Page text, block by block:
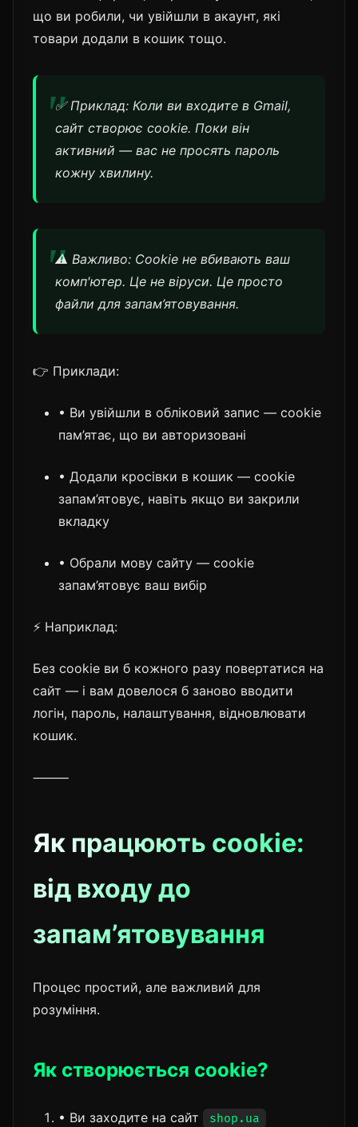
що ви робили, чи увійшли в акаунт, які
товари додали в кошик тощо.
✅ Приклад: Коли ви входите в Gmail,
сайт створює cookie. Поки він
активний — вас не просять пароль
кожну хвилину.
⚠️ Важливо: Cookie не вбивають ваш
комп'ютер. Це не віруси. Це просто
файли для запам’ятовування.
👉 Приклади:
• Ви увійшли в обліковий запис — cookie
пам’ятає, що ви авторизовані
• Додали кросівки в кошик — cookie
запам’ятовує, навіть якщо ви закрили
вкладку
• Обрали мову сайту — cookie
запам’ятовує ваш вибір
⚡ Наприклад:
Без cookie ви б кожного разу повертатися на
сайт — і вам довелося б заново вводити
логін, пароль, налаштування, відновлювати
кошик.
⸻
Як працюють cookie:
від входу до
запам’ятовування
Процес простий, але важливий для
розуміння.
Як створюється cookie?
• Ви заходите на сайт shop.ua